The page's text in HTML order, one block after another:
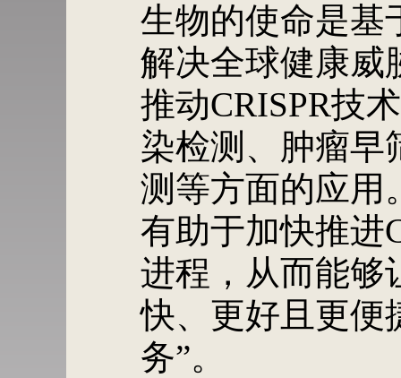
生物的使命是基
解决全球健康威
推动CRISPR技
染检测、肿瘤早
测等方面的应用
有助于加快推进
进程，从而能够
快、更好且更便
务”。